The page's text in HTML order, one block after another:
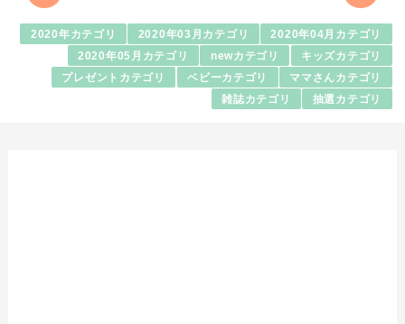
2020年カテゴリ 2020年03月カテゴリ 2020年04月カテゴリ
2020年05月カテゴリ newカテゴリ キッズカテゴリ
プレゼントカテゴリ ベビーカテゴリ ママさんカテゴリ
雑誌カテゴリ 抽選カテゴリ